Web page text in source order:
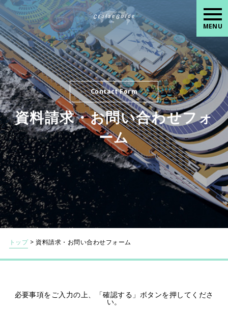
MENU
Contact Form
資料請求・お問い合わせフォ
ーム
トップ> 資料請求・お問い合わせフォーム
必要事項をご入力の上、「確認する」ボタンを押してくださ
い。